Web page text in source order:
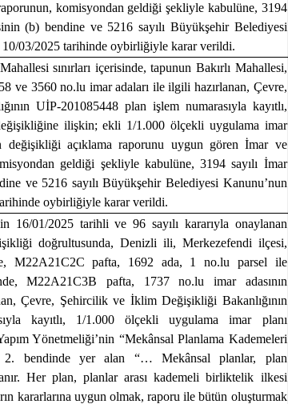
komisyondan geldiği şekliyle kabulüne, 3194
(b) bendine ve 5216 sayılı Büyükşehir Belediyesi
10/03/2025 tarihinde oybirliğiyle karar verildi.
sınırları içerisinde, tapunun Bakırlı Mahallesi,
ve 3560 no.lu imar adaları ile ilgili hazırlanan, Çevre,
UİP-201085448 plan işlem numarasıyla kayıtlı,
ilişkin; ekli 1/1.000 ölçekli uygulama imar
açıklama raporunu uygun gören İmar ve
geldiği şekliyle kabulüne, 3194 sayılı İmar
ve 5216 sayılı Büyükşehir Belediyesi Kanunu’nun
oybirliğiyle karar verildi.
16/01/2025 tarihli ve 96 sayılı kararıyla onaylanan
doğrultusunda, Denizli ili, Merkezefendi ilçesi,
M22A21C2C pafta, 1692 ada, 1 no.lu parsel ile
M22A21C3B pafta, 1737 no.lu imar adasının
Çevre, Şehircilik ve İklim Değişikliği Bakanlığının
kayıtlı, 1/1.000 ölçekli uygulama imar planı
Yönetmeliği’nin “Mekânsal Planlama Kademeleri
2. bendinde yer alan “… Mekânsal planlar, plan
Her plan, planlar arası kademeli birliktelik ilkesi
kararlarına uygun olmak, raporu ile bütün oluşturmak